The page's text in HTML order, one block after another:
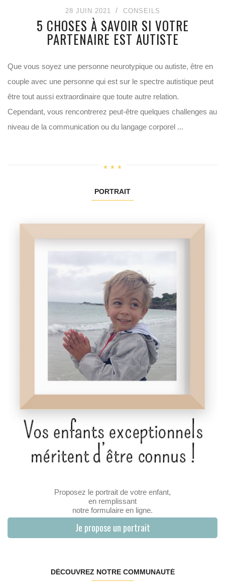
28 JUIN 2021 CONSEILS
5 CHOSES À SAVOIR SI VOTRE
PARTENAIRE EST AUTISTE
Que vous soyez une personne neurotypique ou autiste, être en
couple avec une personne qui est sur le spectre autistique peut
être tout aussi extraordinaire que toute autre relation.
Cependant, vous rencontrerez peut-être quelques challenges au
niveau de la communication ou du langage corporel ...
PORTRAIT
Proposez le portrait de votre enfant,
en remplissant
notre formulaire en ligne.
Je propose un portrait
DÉCOUVREZ NOTRE COMMUNAUTÉ